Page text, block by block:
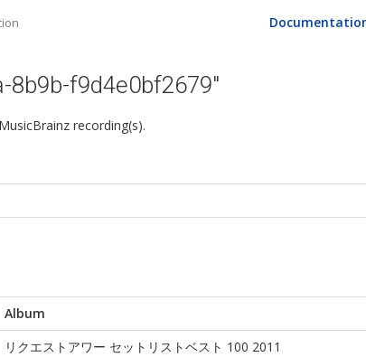
8b9b-f9d4e0bf2679"
recording(s).
Album
リクエストアワー セットリストベスト 100 2011